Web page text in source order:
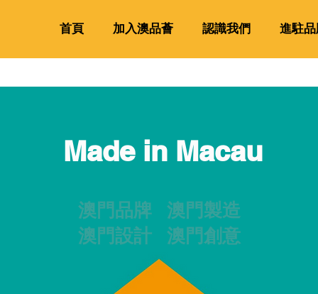
首頁 加入澳品薈 認識我們 進駐品
Made in Macau
澳門品牌 澳門製造
澳門設計 澳門創意